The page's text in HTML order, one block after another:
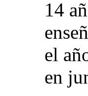
14
el
en